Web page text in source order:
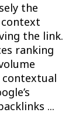
the
the link.
ranking
contextual
...